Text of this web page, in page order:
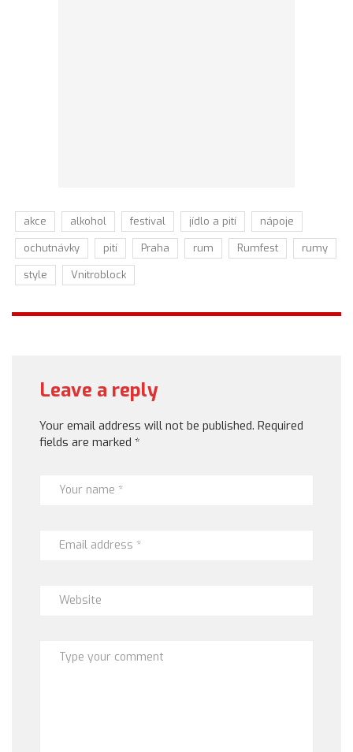
akce alkohol festival jídlo a pití
nápoje
ochutnávky
pití Praha rum Rumfest
rumy
style
Vnitroblock
Leave a reply
Your email address will not be published. Required
fields are marked *